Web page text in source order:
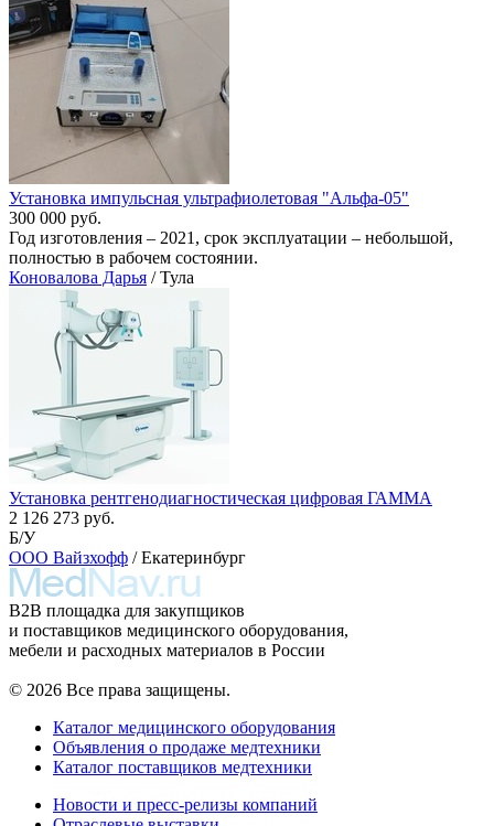
Установка импульсная ультрафиолетовая "Альфа-05"
300 000 руб.
Год изготовления – 2021, срок эксплуатации – небольшой,
полностью в рабочем состоянии.
Коновалова Дарья / Тула
Установка рентгенодиагностическая цифровая ГАММА
2 126 273 руб.
Б/У
ООО Вайзхофф / Екатеринбург
B2B площадка для закупщиков
и поставщиков медицинского оборудования,
мебели и расходных материалов в России
© 2026 Все права защищены.
Каталог медицинского оборудования
Объявления о продаже медтехники
Каталог поставщиков медтехники
Новости и пресс-релизы компаний